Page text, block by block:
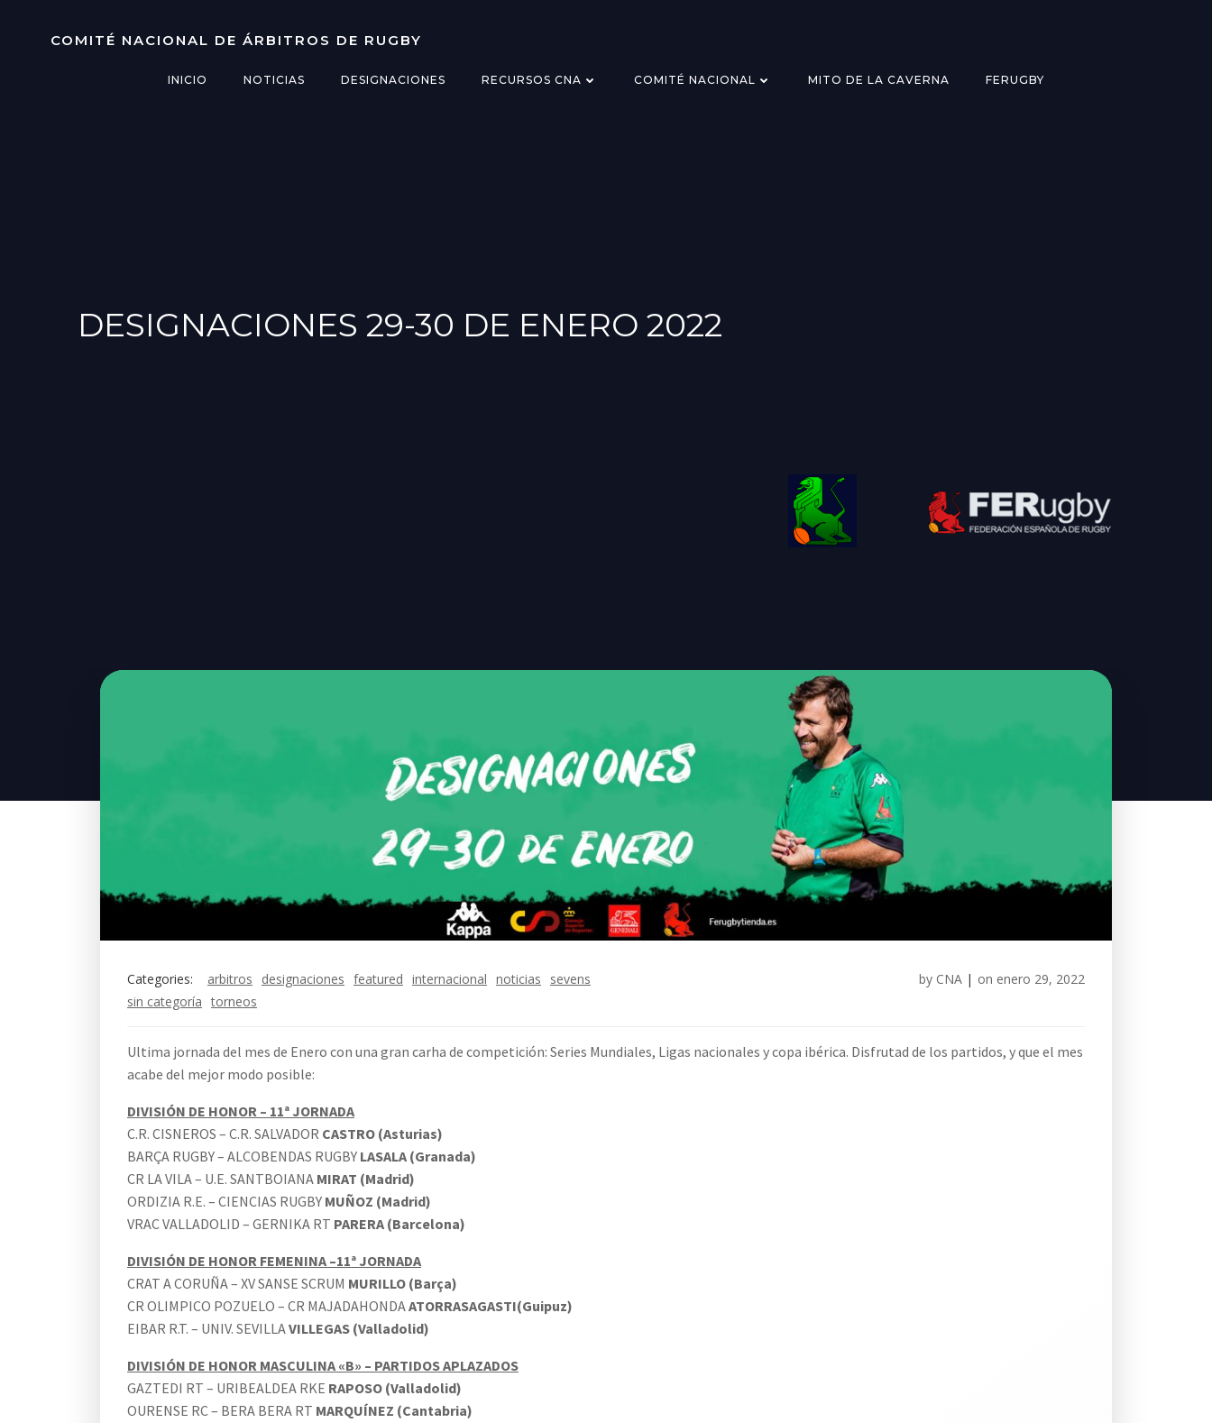
COMITÉ NACIONAL DE ÁRBITROS DE RUGBY
INICIO NOTICIAS DESIGNACIONES RECURSOS CNA COMITÉ NACIONAL MITO DE LA CAVERNA FERUGBY
DESIGNACIONES 29-30 DE ENERO 2022
Categories: arbitros designaciones featured internacional noticias
sevens
sin categoría torneos
by CNA | on enero 29, 2022
Ultima jornada del mes de Enero con una gran carha de competición: Series Mundiales, Ligas nacionales y copa ibérica. Disfrutad de los partidos, y que el mes
acabe del mejor modo posible:
DIVISIÓN DE HONOR – 11ª JORNADA
C.R. CISNEROS – C.R. SALVADOR CASTRO (Asturias)
BARÇA RUGBY – ALCOBENDAS RUGBY LASALA (Granada)
CR LA VILA – U.E. SANTBOIANA MIRAT (Madrid)
ORDIZIA R.E. – CIENCIAS RUGBY MUÑOZ (Madrid)
VRAC VALLADOLID – GERNIKA RT PARERA (Barcelona)
DIVISIÓN DE HONOR FEMENINA –11ª JORNADA
CRAT A CORUÑA – XV SANSE SCRUM MURILLO (Barça)
CR OLIMPICO POZUELO – CR MAJADAHONDAATORRASAGASTI(Guipuz)
EIBAR R.T. – UNIV. SEVILLAVILLEGAS (Valladolid)
DIVISIÓN DE HONOR MASCULINA «B» – PARTIDOS APLAZADOS
GAZTEDI RT – URIBEALDEA RKE RAPOSO (Valladolid)
OURENSE RC – BERA BERA RT MARQUÍNEZ (Cantabria)